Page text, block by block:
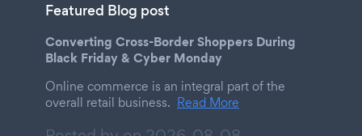
Featured Blog post
Converting Cross-Border Shoppers During
Black Friday & Cyber Monday
Online commerce is an integral part of the
overall retail business. Read More